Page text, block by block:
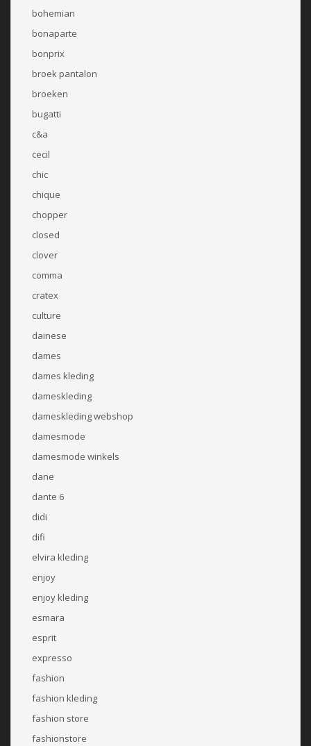
bohemian
bonaparte
bonprix
broek pantalon
broeken
bugatti
c&a
cecil
chic
chique
chopper
closed
clover
comma
cratex
culture
dainese
dames
dames kleding
dameskleding
dameskleding webshop
damesmode
damesmode winkels
dane
dante 6
didi
difi
elvira kleding
enjoy
enjoy kleding
esmara
esprit
expresso
fashion
fashion kleding
fashion store
fashionstore